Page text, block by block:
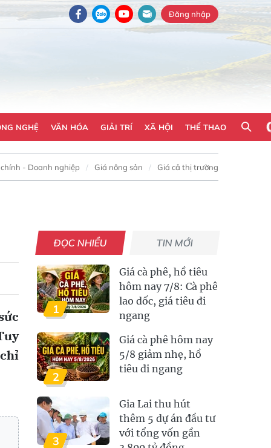
Đăng nhập
NGHỆ VĂN HÓA GIẢI TRÍ XÃ HỘI THỂ THAO
- Doanh nghiệp Giá nông sản Giá cả thị trường
ĐỌC NHIỀU TIN MỚI
1
Giá cà phê, hồ tiêu
hôm nay 7/8: Cà phê
lao dốc, giá tiêu đi
ngang
2
Giá cà phê hôm nay
5/8 giảm nhẹ, hồ
tiêu đi ngang
3
Gia Lai thu hút
thêm 5 dự án đầu tư
với tổng vốn gần